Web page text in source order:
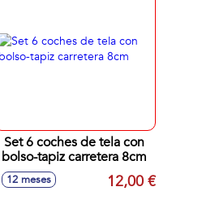
Set 6 coches de tela con
bolso-tapiz carretera 8cm
12 meses 12,00 €